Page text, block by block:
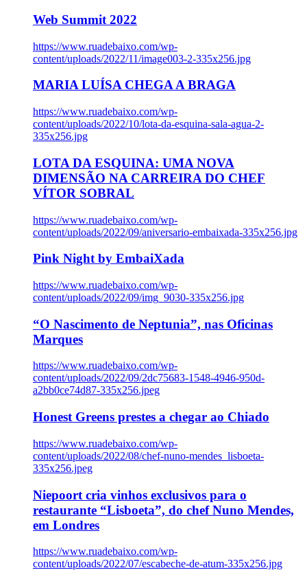
Web Summit 2022
https://www.ruadebaixo.com/wp-
content/uploads/2022/11/image003-2-335x256.jpg
MARIA LUÍSA CHEGA A BRAGA
https://www.ruadebaixo.com/wp-
content/uploads/2022/10/lota-da-esquina-sala-agua-2-
335x256.jpg
LOTA DA ESQUINA: UMA NOVA
DIMENSÃO NA CARREIRA DO CHEF
VÍTOR SOBRAL
https://www.ruadebaixo.com/wp-
content/uploads/2022/09/aniversario-embaixada-335x256.jpg
Pink Night by EmbaiXada
https://www.ruadebaixo.com/wp-
content/uploads/2022/09/img_9030-335x256.jpg
“O Nascimento de Neptunia”, nas Oficinas
Marques
https://www.ruadebaixo.com/wp-
content/uploads/2022/09/2dc75683-1548-4946-950d-
a2bb0ce74d87-335x256.jpeg
Honest Greens prestes a chegar ao Chiado
https://www.ruadebaixo.com/wp-
content/uploads/2022/08/chef-nuno-mendes_lisboeta-
335x256.jpeg
Niepoort cria vinhos exclusivos para o
restaurante “Lisboeta”, do chef Nuno Mendes,
em Londres
https://www.ruadebaixo.com/wp-
content/uploads/2022/07/escabeche-de-atum-335x256.jpg